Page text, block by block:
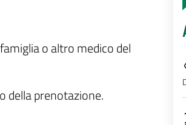
o altro medico del
della prenotazione.